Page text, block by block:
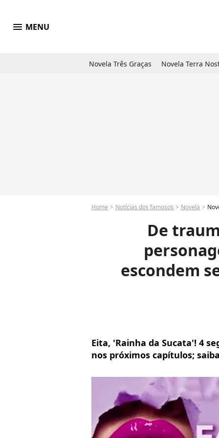
menu MENU
Novela Três Graças Novela Terra
Home Notícias dos famosos Novela
De
escondem
Eita, 'Rainha da Sucata'! 4
nos próximos capítulos;